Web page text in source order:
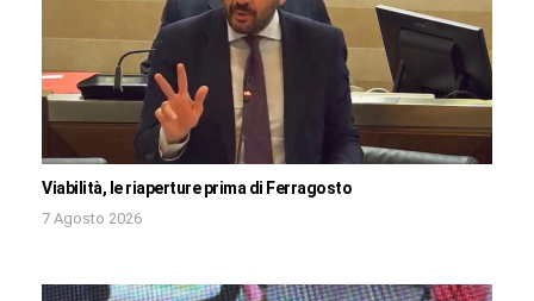
Viabilità, le riaperture prima di Ferragosto
7 Agosto 2026